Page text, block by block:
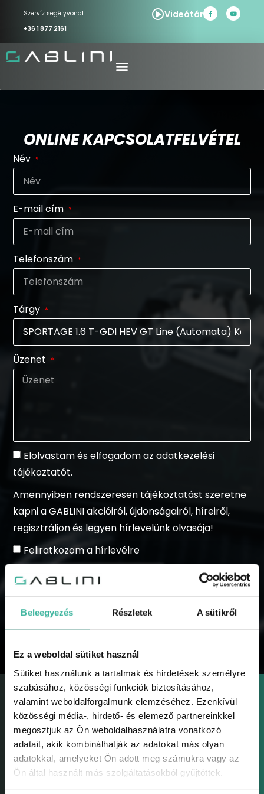
Beleegyezés Részletek A sütikről
Ez a weboldal sütiket használ
Sütiket használunk a tartalmak és hirdetések személyre
szabásához, közösségi funkciók biztosításához,
valamint weboldalforgalmunk elemzéséhez. Ezenkívül
közösségi média-, hirdető- és elemező partnereinkkel
megosztjuk az Ön weboldalhasználatra vonatkozó
adatait, akik kombinálhatják az adatokat más olyan
adatokkal, amelyeket Ön adott meg számukra vagy az
Ön által használt más szolgáltatásokból gyűjtöttek.
Szervíz segélyvonal:
+36 1 877 2161
Videótár
ONLINE KAPCSOLATFELVÉTEL
Név
E-mail cím
Telefonszám
Tárgy
Üzenet
Elolvastam és elfogadom az adatkezelési
tájékoztatót.
Amennyiben rendszeresen tájékoztatást szeretne
kapni a GABLINI akcióiról, újdonságairól, híreiről,
regisztráljon és legyen hírlevelünk olvasója!
Feliratkozom a hírlevélre
KÜLDÉS
GABLINI
Gablini
Környezetvédelem